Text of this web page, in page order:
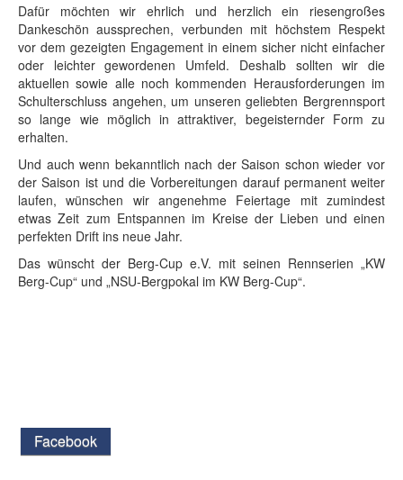
Dafür möchten wir ehrlich und herzlich ein riesengroßes
Dankeschön aussprechen, verbunden mit höchstem Respekt
vor dem gezeigten Engagement in einem sicher nicht einfacher
oder leichter gewordenen Umfeld. Deshalb sollten wir die
aktuellen sowie alle noch kommenden Herausforderungen im
Schulterschluss angehen, um unseren geliebten Bergrennsport
so lange wie möglich in attraktiver, begeisternder Form zu
erhalten.
Und auch wenn bekanntlich nach der Saison schon wieder vor
der Saison ist und die Vorbereitungen darauf permanent weiter
laufen, wünschen wir angenehme Feiertage mit zumindest
etwas Zeit zum Entspannen im Kreise der Lieben und einen
perfekten Drift ins neue Jahr.
Das wünscht der Berg-Cup e.V. mit seinen Rennserien „KW
Berg-Cup“ und „NSU-Bergpokal im KW Berg-Cup“.
Facebook